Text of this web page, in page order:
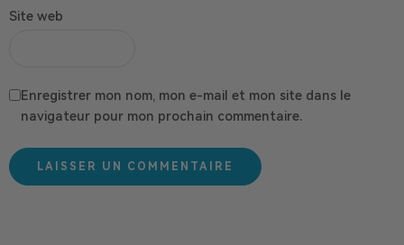
Site web
Enregistrer mon nom, mon e-mail et mon site dans le
navigateur pour mon prochain commentaire.